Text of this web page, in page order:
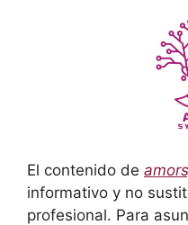
El contenido de
informativo y no
profesional. Para